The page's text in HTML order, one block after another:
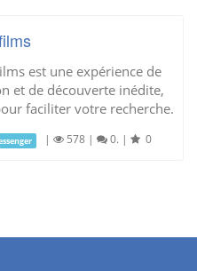
est une expérience de
et de découverte inédite,
faciliter votre recherche.
| 578 | 0. | 0